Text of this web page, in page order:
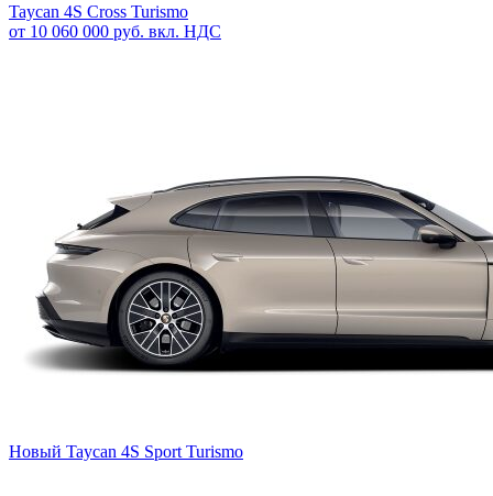
Taycan 4S Cross Turismo
от 10 060 000 руб. вкл. НДС
Новый Taycan 4S Sport Turismo